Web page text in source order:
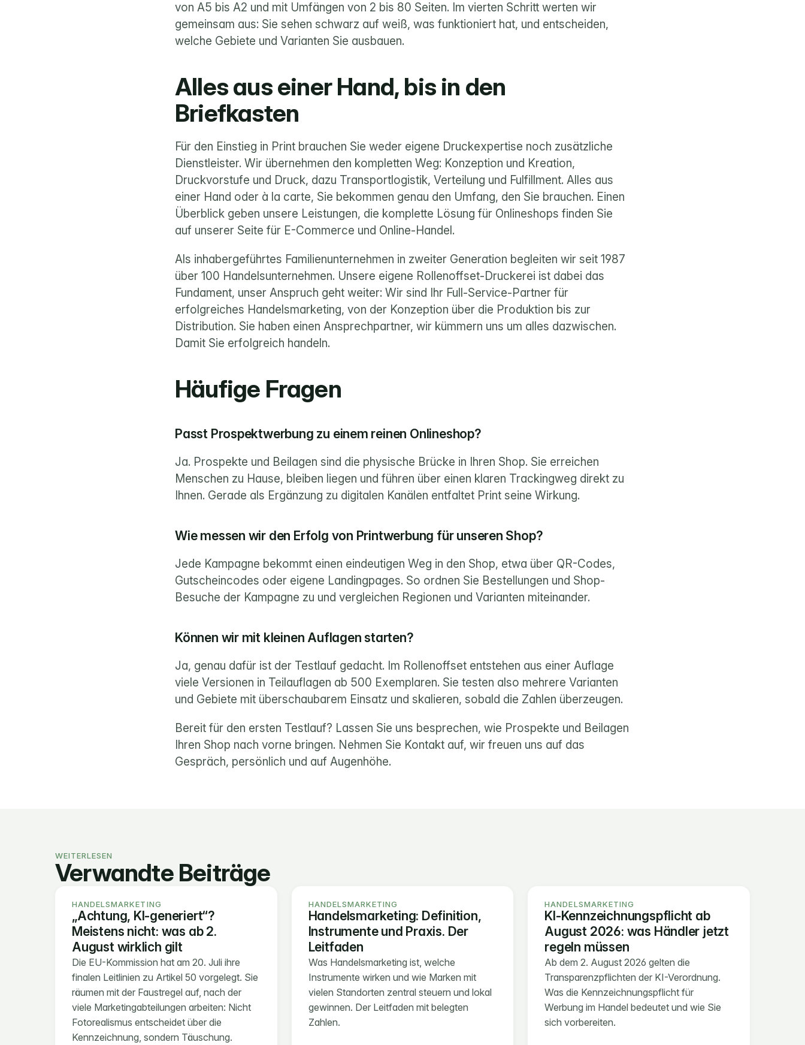
von A5 bis A2 und mit Umfängen von 2 bis 80 Seiten. Im vierten Schritt werten wir
gemeinsam aus: Sie sehen schwarz auf weiß, was funktioniert hat, und entscheiden,
welche Gebiete und Varianten Sie ausbauen.
Alles aus einer Hand, bis in den
Briefkasten
Für den Einstieg in Print brauchen Sie weder eigene Druckexpertise noch zusätzliche
Dienstleister. Wir übernehmen den kompletten Weg: Konzeption und Kreation,
Druckvorstufe und Druck, dazu Transportlogistik, Verteilung und Fulfillment. Alles aus
einer Hand oder à la carte, Sie bekommen genau den Umfang, den Sie brauchen. Einen
Überblick geben unsere Leistungen, die komplette Lösung für Onlineshops finden Sie
auf unserer Seite für E-Commerce und Online-Handel .
Als inhabergeführtes Familienunternehmen in zweiter Generation begleiten wir seit 1987
über 100 Handelsunternehmen. Unsere eigene Rollenoffset-Druckerei ist dabei das
Fundament, unser Anspruch geht weiter: Wir sind Ihr Full-Service-Partner für
erfolgreiches Handelsmarketing, von der Konzeption über die Produktion bis zur
Distribution. Sie haben einen Ansprechpartner, wir kümmern uns um alles dazwischen.
Damit Sie erfolgreich handeln.
Häufige Fragen
Passt Prospektwerbung zu einem reinen Onlineshop?
Ja. Prospekte und Beilagen sind die physische Brücke in Ihren Shop. Sie erreichen
Menschen zu Hause, bleiben liegen und führen über einen klaren Trackingweg direkt zu
Ihnen. Gerade als Ergänzung zu digitalen Kanälen entfaltet Print seine Wirkung.
Wie messen wir den Erfolg von Printwerbung für unseren Shop?
Jede Kampagne bekommt einen eindeutigen Weg in den Shop, etwa über QR-Codes,
Gutscheincodes oder eigene Landingpages. So ordnen Sie Bestellungen und Shop-
Besuche der Kampagne zu und vergleichen Regionen und Varianten miteinander.
Können wir mit kleinen Auflagen starten?
Ja, genau dafür ist der Testlauf gedacht. Im Rollenoffset entstehen aus einer Auflage
viele Versionen in Teilauflagen ab 500 Exemplaren. Sie testen also mehrere Varianten
und Gebiete mit überschaubarem Einsatz und skalieren, sobald die Zahlen überzeugen.
Bereit für den ersten Testlauf? Lassen Sie uns besprechen, wie Prospekte und Beilagen
Ihren Shop nach vorne bringen. Nehmen Sie Kontakt auf, wir freuen uns auf das
Gespräch, persönlich und auf Augenhöhe.
WEITERLESEN
Verwandte Beiträge
HANDELSMARKETING
„Achtung, KI-generiert“?
Meistens nicht: was ab 2.
August wirklich gilt
Die EU-Kommission hat am 20. Juli ihre
finalen Leitlinien zu Artikel 50 vorgelegt. Sie
räumen mit der Faustregel auf, nach der
viele Marketingabteilungen arbeiten: Nicht
Fotorealismus entscheidet über die
Kennzeichnung, sondern Täuschung.
HANDELSMARKETING
Handelsmarketing: Definition,
Instrumente und Praxis. Der
Leitfaden
Was Handelsmarketing ist, welche
Instrumente wirken und wie Marken mit
vielen Standorten zentral steuern und lokal
gewinnen. Der Leitfaden mit belegten
Zahlen.
HANDELSMARKETING
KI-Kennzeichnungspflicht ab
August 2026: was Händler jetzt
regeln müssen
Ab dem 2. August 2026 gelten die
Transparenzpflichten der KI-Verordnung.
Was die Kennzeichnungspflicht für
Werbung im Handel bedeutet und wie Sie
sich vorbereiten.